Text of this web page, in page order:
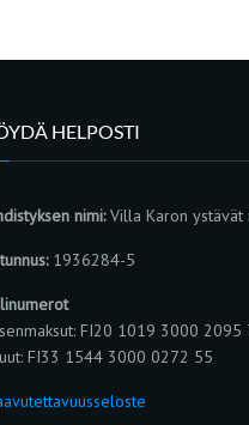
HELPOSTI
nimi:Villa Karon ystävät
1936284-5
FI20 1019 3000 2095
FI33 1544 3000 0272 55